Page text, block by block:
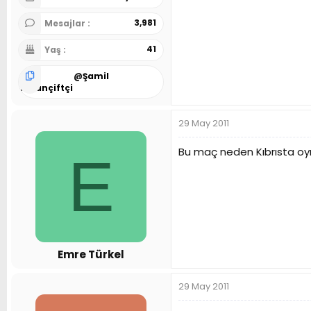
Mesajlar 3,981
Yaş 41
@Şamil
Turançiftçi
E
Emre Türkel
29 May 2011
Bu maç neden Kıbrısta
29 May 2011